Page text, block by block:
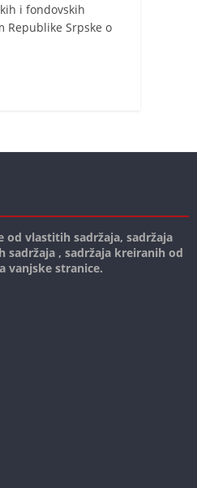
i fondovskih
Republike Srpske o
od vlastitih sadržaja, sadržaja
sadržaja , sadržaja kreiranih od
vanjske stranice.